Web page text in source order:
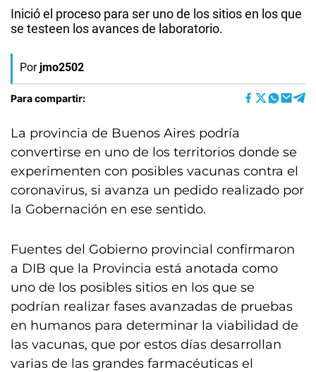
Inició el proceso para ser uno de los sitios en los que
se testeen los avances de laboratorio.
Por jmo2502
Para compartir:
La provincia de Buenos Aires podría
convertirse en uno de los territorios donde se
experimenten con posibles vacunas contra el
coronavirus, si avanza un pedido realizado por
la Gobernación en ese sentido.
Fuentes del Gobierno provincial confirmaron
a DIB que la Provincia está anotada como
uno de los posibles sitios en los que se
podrían realizar fases avanzadas de pruebas
en humanos para determinar la viabilidad de
las vacunas, que por estos días desarrollan
varias de las grandes farmacéuticas el